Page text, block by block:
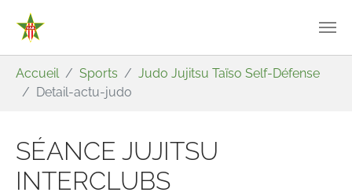
Accueil Sports
Judo Jujitsu Taïso Self-Défense
Detail-actu-judo
SÉANCE JUJITSU
INTERCLUBS